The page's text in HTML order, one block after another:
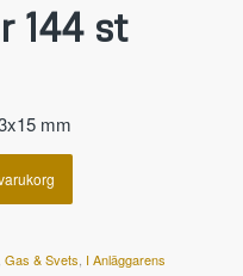
144 st
mm
Gas & Svets I Anläggarens